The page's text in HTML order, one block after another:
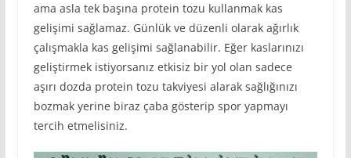
ama asla tek başına protein tozu kullanmak kas
gelişimi sağlamaz. Günlük ve düzenli olarak ağırlık
çalışmakla kas gelişimi sağlanabilir. Eğer kaslarınızı
geliştirmek istiyorsanız etkisiz bir yol olan sadece
aşırı dozda protein tozu takviyesi alarak sağlığınızı
bozmak yerine biraz çaba gösterip spor yapmayı
tercih etmelisiniz.